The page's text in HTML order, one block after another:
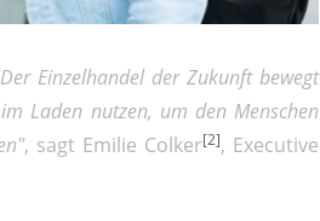
Einzelhandel der Zukunft bewegt
Laden nutzen, um den Menschen
, sagt Emilie Colker[2], Executive